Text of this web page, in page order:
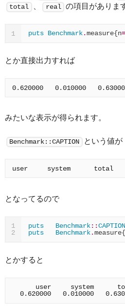
total real の項目がありま
1 puts Benchmark.measure{n=
とか直接出力すれば
みたいな表示が得られます。
Benchmark::CAPTION という値が
となってるので
1
2
puts Benchmark::CAPTION
puts
Benchmark.measure{
とかすると
user     system